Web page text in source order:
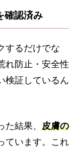
確認済み
するだけでな
れ防止・安全性
検証しているん
結果、 皮膚の
ています。これ